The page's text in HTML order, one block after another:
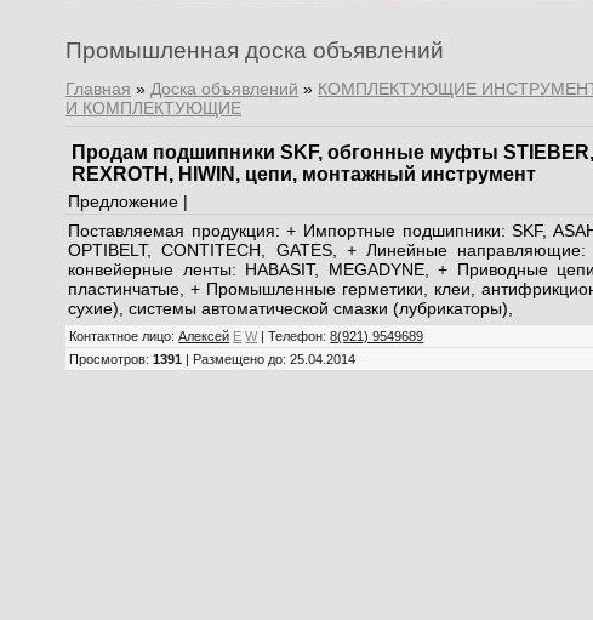
Промышленная доска объявлений
Главная » Доска объявлений » КОМПЛЕКТУЮЩИЕ
И КОМПЛЕКТУЮЩИЕ
Продам подшипники SKF, обгонные муфты
REXROTH, HIWIN, цепи, монтажный инструмент
Предложение |
Поставляемая продукция: + Импортные подшипники: SKF,
OPTIBELT, CONTITECH, GATES, + Линейные
конвейерные ленты: HABASIT, MEGADYNE, + Приводные
пластинчатые, + Промышленные герметики, клеи,
сухие), системы автоматической смазки (лубрикаторы),
Контактное лицо:Алексей E W|Телефон:8(921) 9549689
Просмотров:1391 Размещено до: 25.04.2014